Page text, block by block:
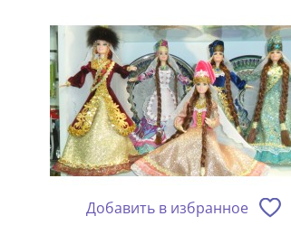
Добавить в избранное